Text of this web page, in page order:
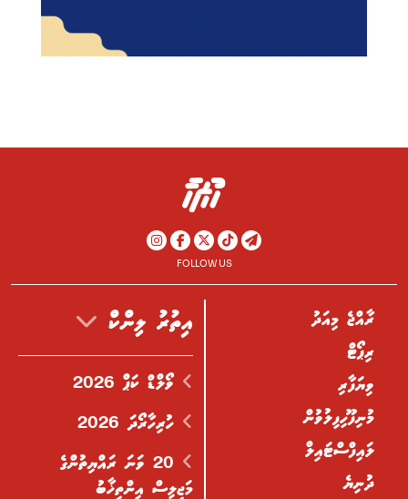
FOLLOW US
ރާއްޖެ މިއަދު
ރިޕޯޓް
ވިޔަފާރި
މުނިފޫހިފިލުވުން
ލައިފްސްޓައިލް
ދުނިޔެ
އިތުރު ލިންކް
ވޯލްޑް ކަޕް 2026
ހުރިހާރޯދަ 2026
20 ވަނަ ރައްޔިތުންގެ
މަޖިލިސް އިންތިޚާބު